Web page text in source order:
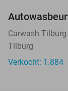
Carwash Tilburg
Tilburg
Verkocht: 1.884